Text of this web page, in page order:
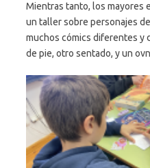
Mientras tanto, los mayores
un taller sobre personajes
muchos cómics diferentes y
de pie, otro sentado, y un